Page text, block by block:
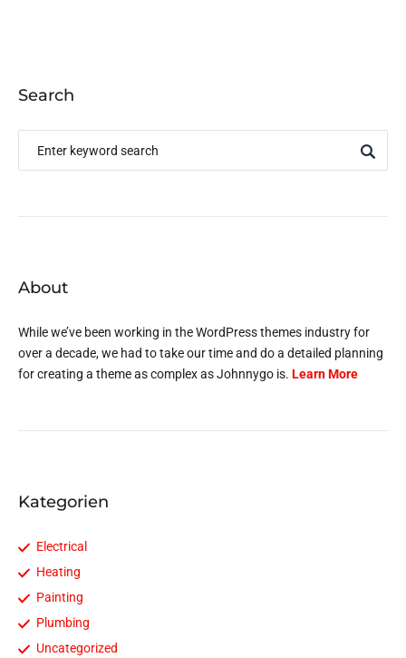
Search
About
While we’ve been working in the WordPress themes industry for
over a decade, we had to take our time and do a detailed planning
for creating a theme as complex as Johnnygo is. Learn More
Kategorien
Electrical
Heating
Painting
Plumbing
Uncategorized